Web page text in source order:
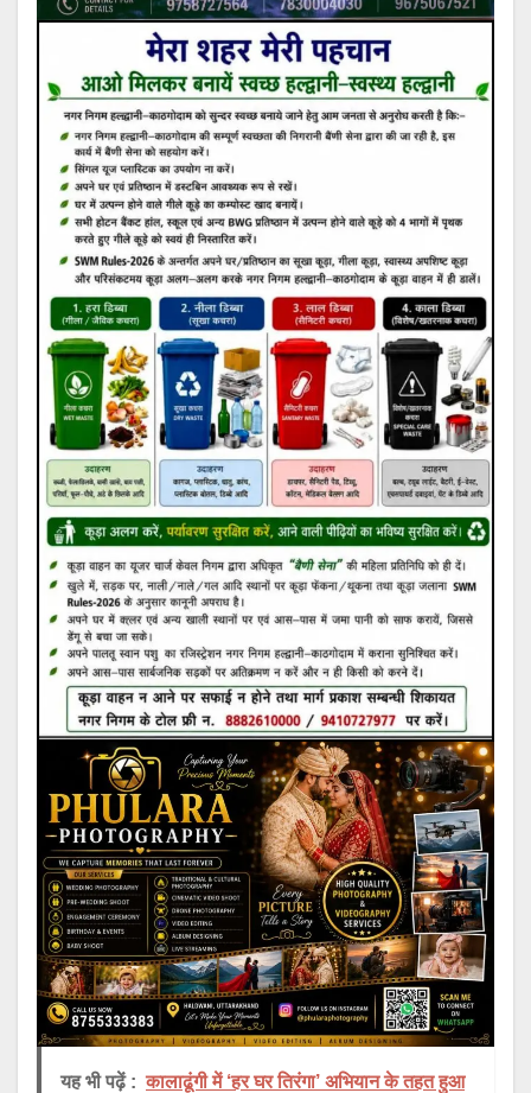
यह भी पढ़ें : कालाढूंगी में ‘हर घर तिरंगा’ अभियान के तहत हुआ